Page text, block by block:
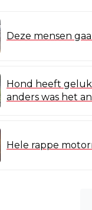
Deze mensen
Hond heeft
anders was het
Hele rappe